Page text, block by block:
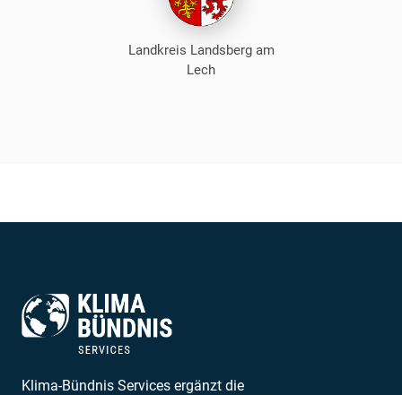
Landkreis Landsberg am
Lech
Klima-Bündnis Services ergänzt die